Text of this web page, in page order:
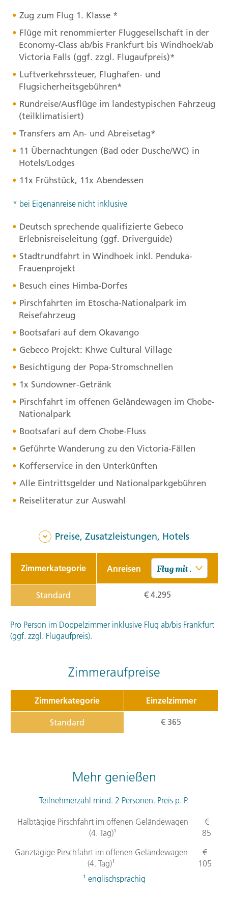
Zug zum Flug 1. Klasse *
Flüge mit renommierter Fluggesellschaft in der
Economy-Class ab/bis Frankfurt bis Windhoek/ab
Victoria Falls (ggf. zzgl. Flugaufpreis)*
Luftverkehrssteuer, Flughafen- und
Flugsicherheitsgebühren*
Rundreise/Ausflüge im landestypischen Fahrzeug
(teilklimatisiert)
Transfers am An- und Abreisetag*
11 Übernachtungen (Bad oder Dusche/WC) in
Hotels/Lodges
11x Frühstück, 11x Abendessen
* bei Eigenanreise nicht inklusive
Deutsch sprechende qualifizierte Gebeco
Erlebnisreiseleitung (ggf. Driverguide)
Stadtrundfahrt in Windhoek inkl. Penduka-
Frauenprojekt
Besuch eines Himba-Dorfes
Pirschfahrten im Etoscha-Nationalpark im
Reisefahrzeug
Bootsafari auf dem Okavango
Gebeco Projekt: Khwe Cultural Village
Besichtigung der Popa-Stromschnellen
1x Sundowner-Getränk
Pirschfahrt im offenen Geländewagen im Chobe-
Nationalpark
Bootsafari auf dem Chobe-Fluss
Geführte Wanderung zu den Victoria-Fällen
Kofferservice in den Unterkünften
Alle Eintrittsgelder und Nationalparkgebühren
Reiseliteratur zur Auswahl
Preise, Zusatzleistungen, Hotels
Zimmerkategorie Anreisen
Standard € 4.295
Pro Person im Doppelzimmer inklusive Flug ab/bis Frankfurt
(ggf. zzgl. Flugaufpreis).
Zimmeraufpreise
Zimmerkategorie Einzelzimmer
Standard € 365
Mehr genießen
Teilnehmerzahl mind. 2 Personen. Preis p. P.
Halbtägige Pirschfahrt im offenen Geländewagen
(4. Tag)¹
€
85
Ganztägige Pirschfahrt im offenen Geländewagen
(4. Tag)¹
€
105
¹ englischsprachig